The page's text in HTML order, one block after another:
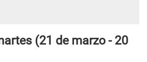
(21 de marzo - 20